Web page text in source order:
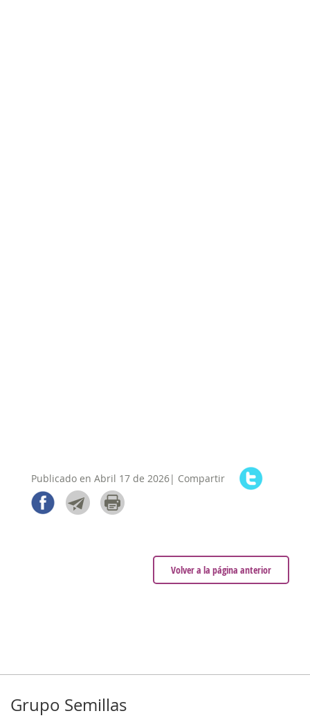
Publicado en Abril 17 de 2026| Compartir
Volver a la página anterior
Grupo Semillas